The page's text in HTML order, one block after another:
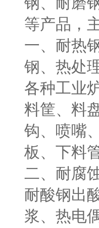
等产品
一、耐热
钢、热处
各种工业
料筐、料
钩、喷嘴
板、下料
二、耐腐
耐酸钢出
浆、热电